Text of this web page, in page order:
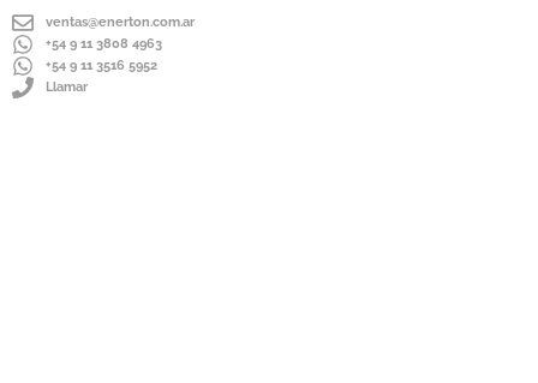
ventas@enerton.com.ar
+54 9 11 3808 4963
+54 9 11 3516 5952
Llamar